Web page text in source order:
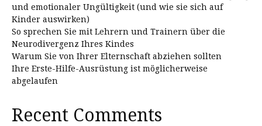
und emotionaler Ungültigkeit (und wie sie sich auf
Kinder auswirken)
So sprechen Sie mit Lehrern und Trainern über die
Neurodivergenz Ihres Kindes
Warum Sie von Ihrer Elternschaft abziehen sollten
Ihre Erste-Hilfe-Ausrüstung ist möglicherweise
abgelaufen
Recent Comments